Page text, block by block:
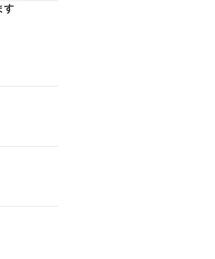
す